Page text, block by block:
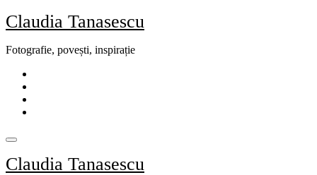
Skip
to
Claudia Tanasescu
Fotografie, povești, inspirație
Claudia Tanasescu